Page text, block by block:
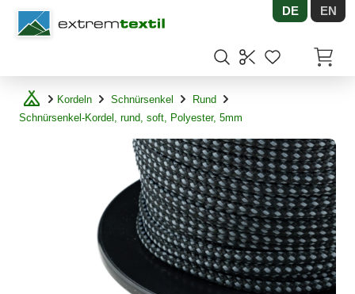
Shopware DE EN
Kordeln Schnürsenkel
Rund
Schnürsenkel-Kordel, rund, soft, Polyester, 5mm